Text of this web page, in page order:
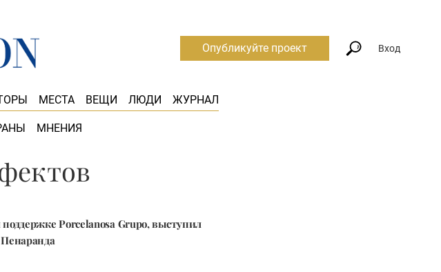
МЕСТА ВЕЩИ ЛЮДИ ЖУРНАЛ
МНЕНИЯ
Опубликуйте проект Вход
Porcelanosa Grupo, выступил